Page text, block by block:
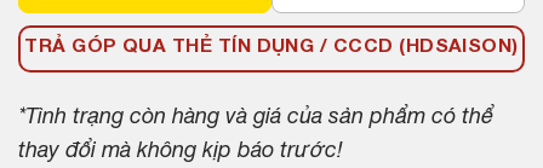
TRẢ GÓP QUA THẺ TÍN DỤNG / CCCD (HDSAISON)
*Tình trạng còn hàng và giá của sản phẩm có thể
thay đổi mà không kịp báo trước!